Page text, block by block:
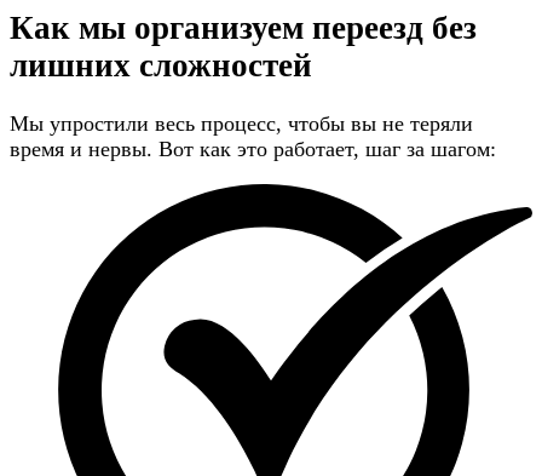
Как мы организуем переезд без
лишних сложностей
Мы упростили весь процесс, чтобы вы не теряли
время и нервы. Вот как это работает, шаг за шагом: